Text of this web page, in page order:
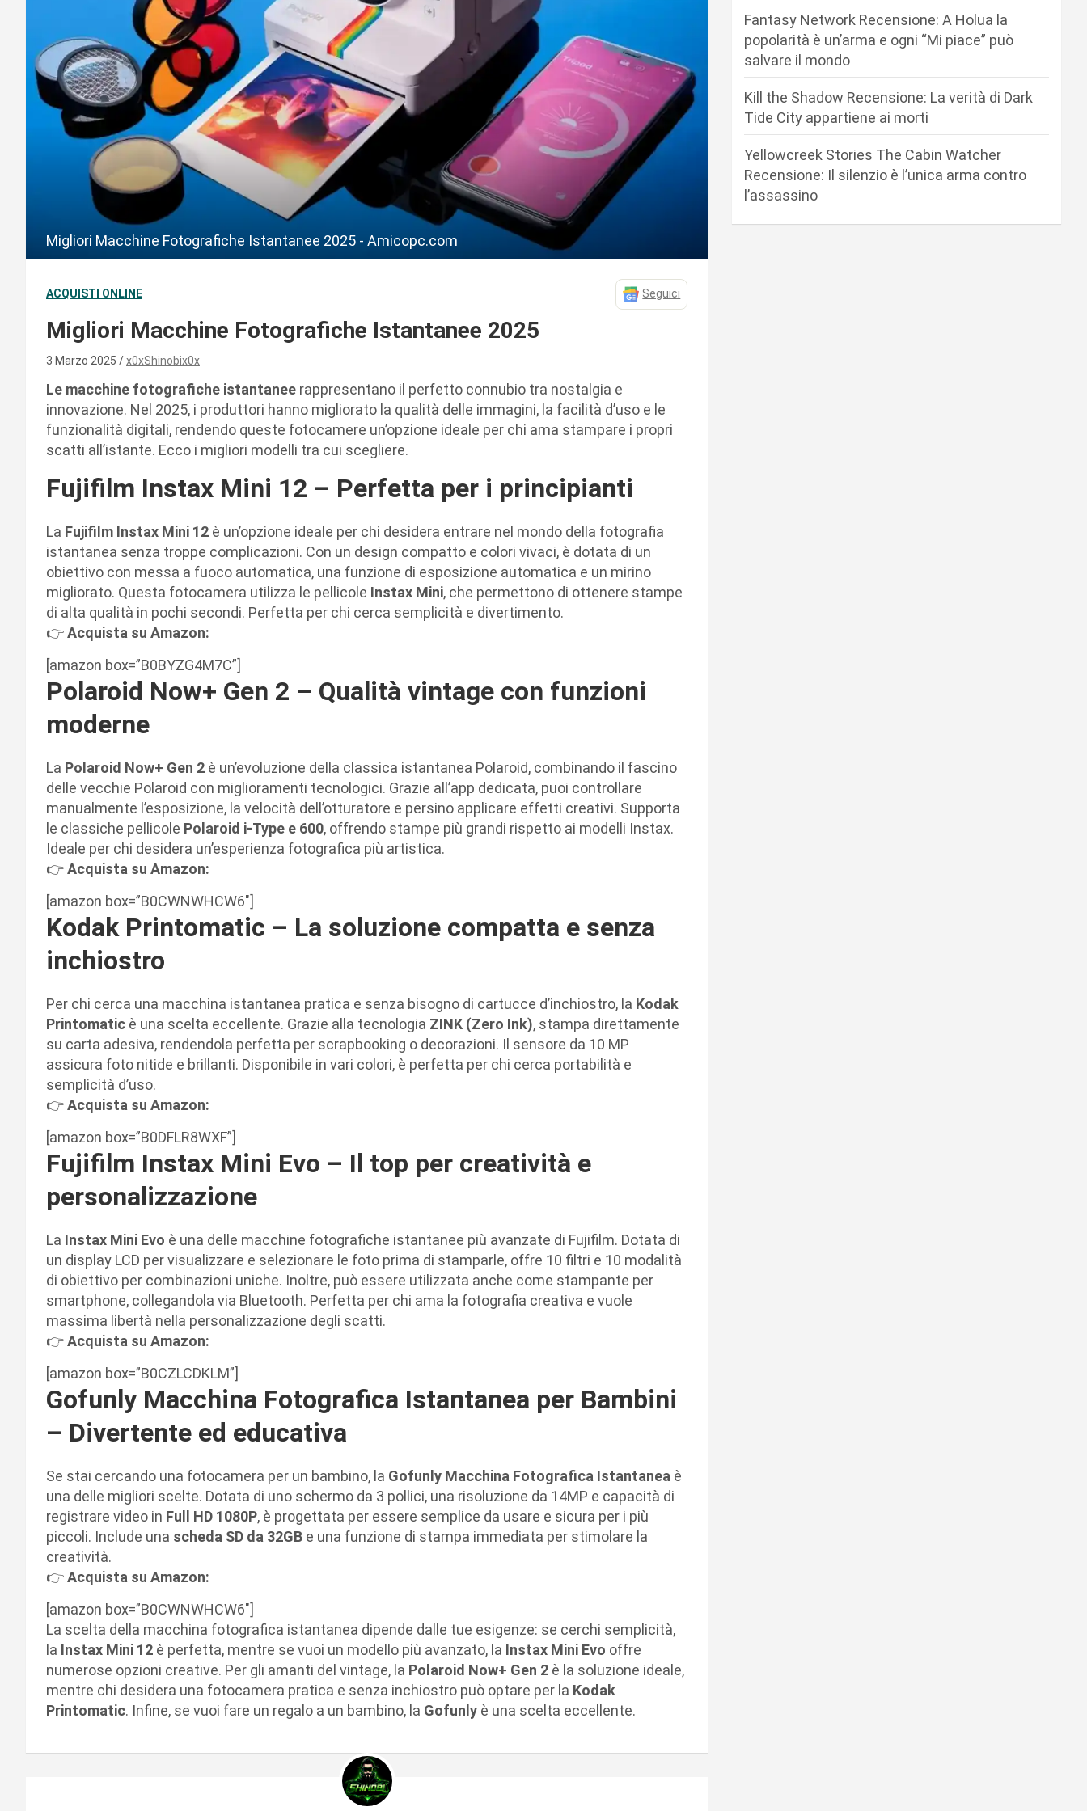
Migliori Macchine Fotografiche Istantanee 2025 - Amicopc.com
ACQUISTI ONLINE Seguici
Migliori Macchine Fotografiche Istantanee 2025
3 Marzo 2025 x0xShinobix0x
Le macchine fotografiche istantanee rappresentano il perfetto connubio tra nostalgia e
innovazione. Nel 2025, i produttori hanno migliorato la qualità delle immagini, la facilità d’uso e le
funzionalità digitali, rendendo queste fotocamere un’opzione ideale per chi ama stampare i propri
scatti all’istante. Ecco i migliori modelli tra cui scegliere.
Fujifilm Instax Mini 12 – Perfetta per i principianti
La Fujifilm Instax Mini 12 è un’opzione ideale per chi desidera entrare nel mondo della fotografia
istantanea senza troppe complicazioni. Con un design compatto e colori vivaci, è dotata di un
obiettivo con messa a fuoco automatica, una funzione di esposizione automatica e un mirino
migliorato. Questa fotocamera utilizza le pellicole Instax Mini, che permettono di ottenere stampe
di alta qualità in pochi secondi. Perfetta per chi cerca semplicità e divertimento.
👉Acquista su Amazon:
[amazon box=”B0BYZG4M7C”]
Polaroid Now+ Gen 2 – Qualità vintage con funzioni
moderne
La Polaroid Now+ Gen 2 è un’evoluzione della classica istantanea Polaroid, combinando il fascino
delle vecchie Polaroid con miglioramenti tecnologici. Grazie all’app dedicata, puoi controllare
manualmente l’esposizione, la velocità dell’otturatore e persino applicare effetti creativi. Supporta
le classiche pellicole Polaroid i-Type e 600, offrendo stampe più grandi rispetto ai modelli Instax.
Ideale per chi desidera un’esperienza fotografica più artistica.
👉Acquista su Amazon:
[amazon box=”B0CWNWHCW6″]
Kodak Printomatic – La soluzione compatta e senza
inchiostro
Per chi cerca una macchina istantanea pratica e senza bisogno di cartucce d’inchiostro, la Kodak
Printomatic è una scelta eccellente. Grazie alla tecnologia ZINK (Zero Ink), stampa direttamente
su carta adesiva, rendendola perfetta per scrapbooking o decorazioni. Il sensore da 10 MP
assicura foto nitide e brillanti. Disponibile in vari colori, è perfetta per chi cerca portabilità e
semplicità d’uso.
👉Acquista su Amazon:
[amazon box=”B0DFLR8WXF”]
Fujifilm Instax Mini Evo – Il top per creatività e
personalizzazione
La Instax Mini Evo è una delle macchine fotografiche istantanee più avanzate di Fujifilm. Dotata di
un display LCD per visualizzare e selezionare le foto prima di stamparle, offre 10 filtri e 10 modalità
di obiettivo per combinazioni uniche. Inoltre, può essere utilizzata anche come stampante per
smartphone, collegandola via Bluetooth. Perfetta per chi ama la fotografia creativa e vuole
massima libertà nella personalizzazione degli scatti.
👉Acquista su Amazon:
[amazon box=”B0CZLCDKLM”]
Gofunly Macchina Fotografica Istantanea per Bambini
– Divertente ed educativa
Se stai cercando una fotocamera per un bambino, la Gofunly Macchina Fotografica Istantanea è
una delle migliori scelte. Dotata di uno schermo da 3 pollici, una risoluzione da 14MP e capacità di
registrare video in Full HD 1080P, è progettata per essere semplice da usare e sicura per i più
piccoli. Include una scheda SD da 32GB e una funzione di stampa immediata per stimolare la
creatività.
👉Acquista su Amazon:
[amazon box=”B0CWNWHCW6″]
La scelta della macchina fotografica istantanea dipende dalle tue esigenze: se cerchi semplicità,
la Instax Mini 12 è perfetta, mentre se vuoi un modello più avanzato, la Instax Mini Evo offre
numerose opzioni creative. Per gli amanti del vintage, la Polaroid Now+ Gen 2 è la soluzione ideale,
mentre chi desidera una fotocamera pratica e senza inchiostro può optare per la Kodak
Printomatic. Infine, se vuoi fare un regalo a un bambino, la Gofunly è una scelta eccellente.
Fantasy Network Recensione: A Holua la
popolarità è un’arma e ogni “Mi piace” può
salvare il mondo
Kill the Shadow Recensione: La verità di Dark
Tide City appartiene ai morti
Yellowcreek Stories The Cabin Watcher
Recensione: Il silenzio è l’unica arma contro
l’assassino